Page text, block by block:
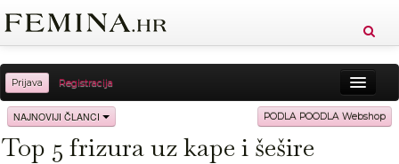
Prijava Registracija
Sreća Zdravlje Vitkost
Moda Ljubav Relax Putovanja Recepti
NAJNOVIJI ČLANCI PODLA POODLA Webshop
Top 5 frizura uz kape i šešire